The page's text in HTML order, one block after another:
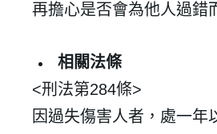
會員登入
再擔心是否會為他人過錯
相關法條
<刑法第284條>
因過失傷害人者，處一年